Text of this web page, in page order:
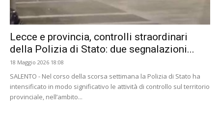
Lecce e provincia, controlli straordinari
della Polizia di Stato: due segnalazioni...
18 Maggio 2026 18:08
SALENTO - Nel corso della scorsa settimana la Polizia di Stato ha
intensificato in modo significativo le attività di controllo sul territorio
provinciale, nell’ambito...